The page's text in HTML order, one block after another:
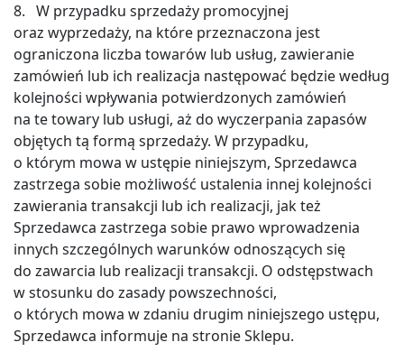
8. W przypadku sprzedaży promocyjnej
oraz wyprzedaży, na które przeznaczona jest
ograniczona liczba towarów lub usług, zawieranie
zamówień lub ich realizacja następować będzie według
kolejności wpływania potwierdzonych zamówień
na te towary lub usługi, aż do wyczerpania zapasów
objętych tą formą sprzedaży. W przypadku,
o którym mowa w ustępie niniejszym, Sprzedawca
zastrzega sobie możliwość ustalenia innej kolejności
zawierania transakcji lub ich realizacji, jak też
Sprzedawca zastrzega sobie prawo wprowadzenia
innych szczególnych warunków odnoszących się
do zawarcia lub realizacji transakcji. O odstępstwach
w stosunku do zasady powszechności,
o których mowa w zdaniu drugim niniejszego ustępu,
Sprzedawca informuje na stronie Sklepu.